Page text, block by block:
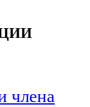
члена